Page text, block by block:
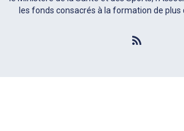
les fonds consacrés à la formation de plus